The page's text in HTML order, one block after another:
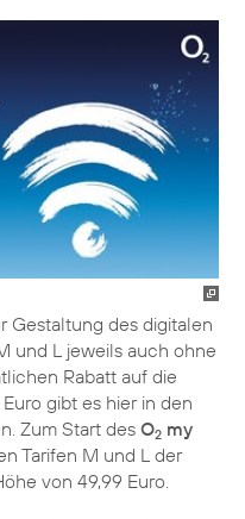
Gestaltung des digitalen
und L jeweils auch ohne
Rabatt auf die
gibt es hier in den
Zum Start des O2 my
Tarifen M und L der
von 49,99 Euro.